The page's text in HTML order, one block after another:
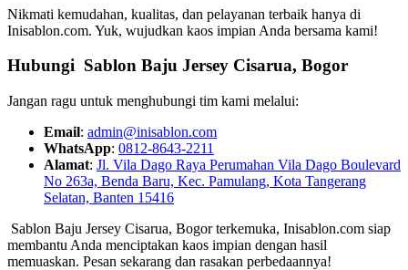
Nikmati kemudahan, kualitas, dan pelayanan terbaik hanya di
Inisablon.com. Yuk, wujudkan kaos impian Anda bersama kami!
Hubungi Sablon Baju Jersey Cisarua, Bogor
Jangan ragu untuk menghubungi tim kami melalui:
Email: admin@inisablon.com
WhatsApp: 0812-8643-2211
Alamat: Jl. Vila Dago Raya Perumahan Vila Dago Boulevard
No 263a, Benda Baru, Kec. Pamulang, Kota Tangerang
Selatan, Banten 15416
Sablon Baju Jersey Cisarua, Bogor terkemuka, Inisablon.com siap
membantu Anda menciptakan kaos impian dengan hasil
memuaskan. Pesan sekarang dan rasakan perbedaannya!